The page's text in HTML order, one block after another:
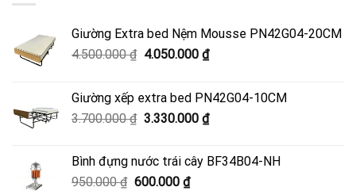
Giường Extra bed Nệm Mousse PN42G04-20CM
4.500.000₫ Giá
4.500.000 ₫.
4.050.000 ₫Giá
là:
4.050.000 ₫.
Giường xếp extra bed PN42G04-10CM
3.700.000₫ Giá
3.700.000 ₫.
3.330.000 ₫Giá
là:
Bình đựng nước trái cây BF34B04-NH
950.000₫ Giá
600.000 ₫Giá